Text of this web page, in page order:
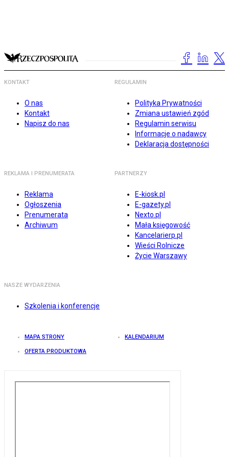
KONTAKT
O nas
Kontakt
Napisz do nas
REGULAMIN
Polityka Prywatności
Zmiana ustawień zgód
Regulamin serwisu
Informacje o nadawcy
Deklaracja dostępności
REKLAMA I PRENUMERATA
Reklama
Ogłoszenia
Prenumerata
Archiwum
PARTNERZY
E-kiosk.pl
E-gazety.pl
Nexto.pl
Mała księgowość
Kancelarierp.pl
Wieści Rolnicze
Życie Warszawy
NASZE WYDARZENIA
Szkolenia i konferencje
MAPA STRONY KALENDARIUM
OFERTA PRODUKTOWA